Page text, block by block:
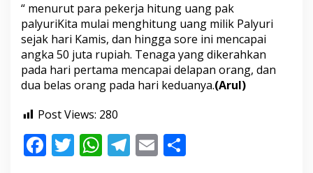
“ menurut para pekerja hitung uang pak
palyuriKita mulai menghitung uang milik Palyuri
sejak hari Kamis, dan hingga sore ini mencapai
angka 50 juta rupiah. Tenaga yang dikerahkan
pada hari pertama mencapai delapan orang, dan
dua belas orang pada hari keduanya.(Arul)
Post Views: 280
F T W T E